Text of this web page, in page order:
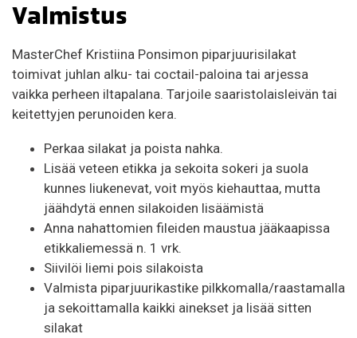
Valmistus
MasterChef Kristiina Ponsimon piparjuurisilakat
toimivat juhlan alku- tai coctail-paloina tai arjessa
vaikka perheen iltapalana. Tarjoile saaristolaisleivän tai
keitettyjen perunoiden kera.
Perkaa silakat ja poista nahka.
Lisää veteen etikka ja sekoita sokeri ja suola
kunnes liukenevat, voit myös kiehauttaa, mutta
jäähdytä ennen silakoiden lisäämistä
Anna nahattomien fileiden maustua jääkaapissa
etikkaliemessä n. 1 vrk.
Siivilöi liemi pois silakoista
Valmista piparjuurikastike pilkkomalla/raastamalla
ja sekoittamalla kaikki ainekset ja lisää sitten
silakat